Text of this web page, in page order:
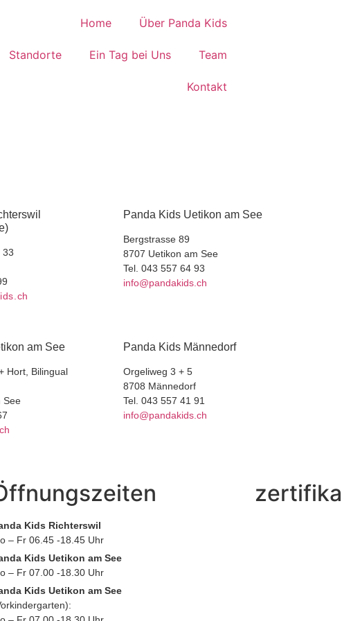
Home Über Panda Kids
Standorte Ein Tag bei Uns Team
Kontakt
33
Panda Kids Uetikon am See
Bergstrasse 89
8707 Uetikon am See
Tel. 043 557 64 93
info@pandakids.ch
am See
Hort, Bilingual
See
Panda Kids Männedorf
Orgeliweg 3 + 5
8708 Männedorf
Tel. 043 557 41 91
info@pandakids.ch
Kids Richterswil
– Fr 06.45 -18.45 Uhr
Kids Uetikon am See
– Fr 07.00 -18.30 Uhr
Kids Uetikon am See